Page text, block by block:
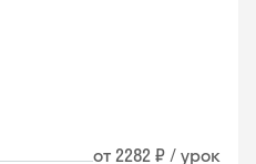
от 2282 ₽ / урок